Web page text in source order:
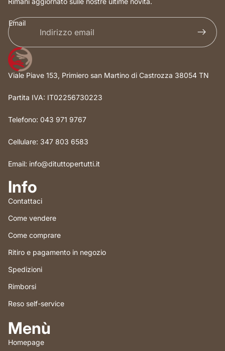
Email
Viale Piave 153, Primiero san Martino di Castrozza 38054 TN
Partita IVA: IT02256730223
Telefono: 043 971 9767
Cellulare: 347 803 6583
Email: info@dituttopertutti.it
Info
Contattaci
Come vendere
Come comprare
Ritiro e pagamento in negozio
Spedizioni
Rimborsi
Reso self-service
Menù
Homepage